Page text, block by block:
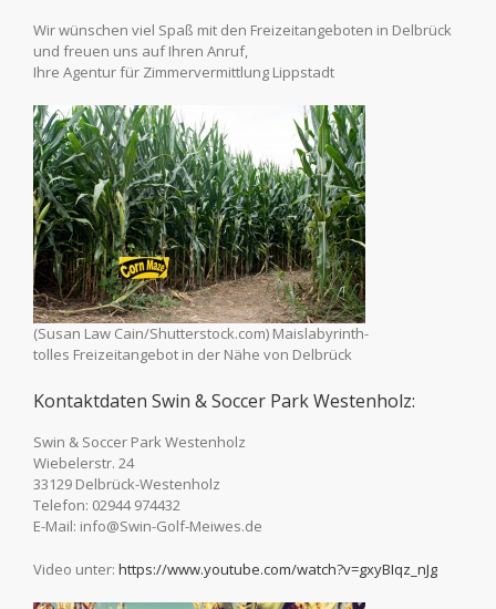
Wir wünschen viel Spaß mit den Freizeitangeboten in Delbrück
und freuen uns auf Ihren Anruf,
Ihre Agentur für Zimmervermittlung Lippstadt
(Susan Law Cain/Shutterstock.com) Maislabyrinth-
tolles Freizeitangebot in der Nähe von Delbrück
Kontaktdaten Swin & Soccer Park Westenholz:
Swin & Soccer Park Westenholz
Wiebelerstr. 24
33129 Delbrück-Westenholz
Telefon: 02944 974432
E-Mail: info@Swin-Golf-Meiwes.de
Video unter: https://www.youtube.com/watch?v=gxyBIqz_nJg